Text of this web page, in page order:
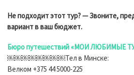
Не подходит этот тур? — Звоните,
вариант в ваш бюджет.
Бюро путешествий «МОИ ЛЮБИМЫЕ
￼￼￼￼￼￼￼￼Тел в Минске:
Велком +375 44 5000-225